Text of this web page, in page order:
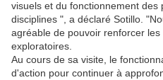
visuels et du fonctionnement des
disciplines ", a déclaré Sotillo.
agréable de pouvoir renforcer
exploratoires.
Au cours de sa visite, le
d'action pour continuer à